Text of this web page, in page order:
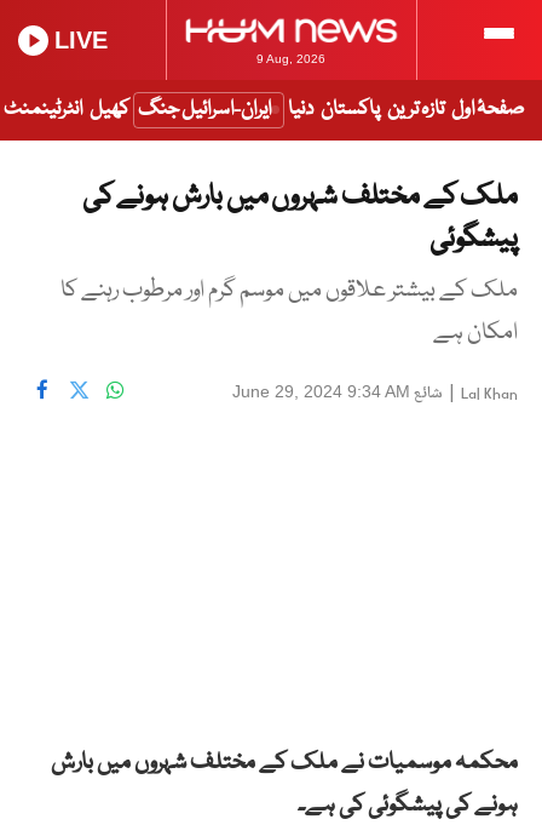
9 Aug, 2026
LIVE
صفحۂ اول تازہ ترین پاکستان دنیا ایران-اسرائیل جنگ کھیل انٹرٹینمنٹ
ملک کے مختلف شہروں میں بارش ہونے کی
پیشگوئی
ملک کے بیشتر علاقوں میں موسم گرم اور مرطوب رہنے کا
امکان ہے
Lal Khan
| شائع June 29, 2024 9:34 AM
محکمہ موسمیات نے ملک کے مختلف شہروں میں بارش
ہونے کی پیشگوئی کی ہے۔